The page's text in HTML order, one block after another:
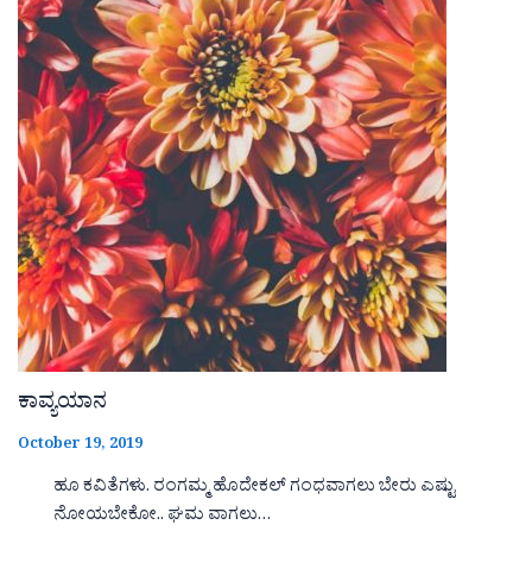
ಕಾವ್ಯಯಾನ
October 19, 2019
ಹೂ ಕವಿತೆಗಳು. ರಂಗಮ್ಮ ಹೊದೇಕಲ್ ಗಂಧವಾಗಲು ಬೇರು ಎಷ್ಟು
ನೋಯಬೇಕೋ.. ಘಮ ವಾಗಲು…